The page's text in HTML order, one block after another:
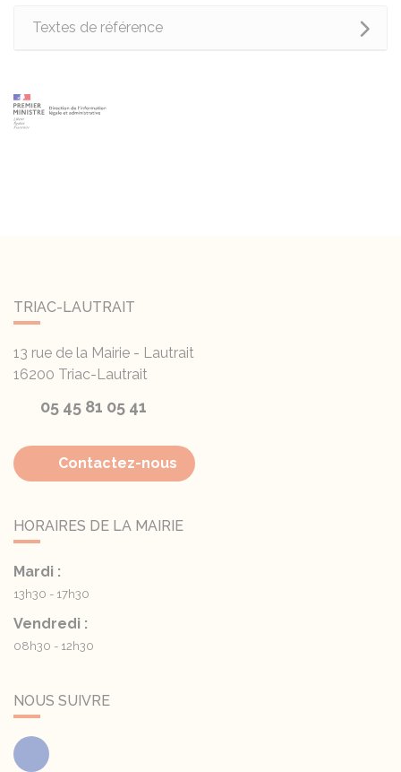
Textes de référence
TRIAC-LAUTRAIT
13 rue de la Mairie - Lautrait
16200 Triac-Lautrait
05 45 81 05 41
Contactez-nous
HORAIRES DE LA MAIRIE
Mardi :
13h30 - 17h30
Vendredi :
08h30 - 12h30
NOUS SUIVRE
Facebook